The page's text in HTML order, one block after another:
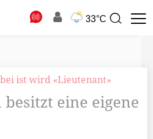
33°C
Suchbegriff
ist wird «Lieutenant»
eine eigene